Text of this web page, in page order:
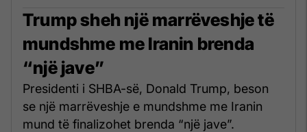
Trump sheh një marrëveshje të
mundshme me Iranin brenda
“një jave”
Presidenti i SHBA-së, Donald Trump, beson
se një marrëveshje e mundshme me Iranin
mund të finalizohet brenda “një jave”.